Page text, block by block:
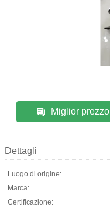
Miglior prezzo
Dettagli
Luogo di origine:
Marca:
Certificazione: